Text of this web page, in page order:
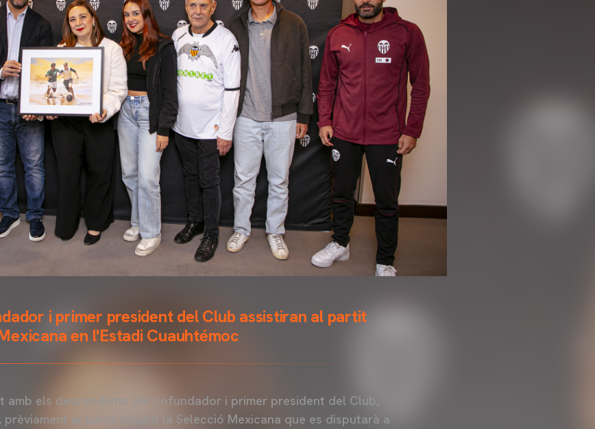
i primer president del Club assistiran al partit
en l'Estadi Cuauhtémoc
amb els descendents del cofundador i primer president del Club,
, prèviament al partit davant la Selecció Mexicana que es disputarà a